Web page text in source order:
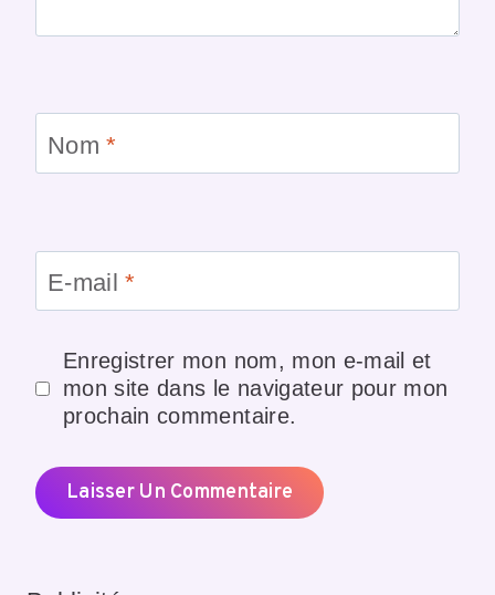
Nom*
E-mail*
Enregistrer mon nom, mon e-mail et
mon site dans le navigateur pour mon
prochain commentaire.